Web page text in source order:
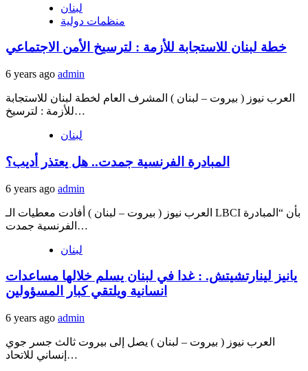
لبنان
منظمات دولية
خطة لبنان للاستجابة للأزمة : لترسيخ الأمن الاجتماعي
6 years ago admin
العرب نيوز ( بيروت – لبنان ) المشرف العام لخطة لبنان للاستجابة
للأزمة : لترسيخ…
لبنان
المبادرة الفرنسية جمدت.. هل يعتذر أديب؟
6 years ago admin
العرب نيوز ( بيروت – لبنان ) أفادت معطيات الـ LBCI بأن “المبادرة
الفرنسية جمدت…
لبنان
يانيز لينارتشيتش. : غدا في لبنان يسلم خلالها مساعدات
انسانية ويلتقي كبار المسؤولين
6 years ago admin
العرب نيوز ( بيروت – لبنان ) يصل إلى بيروت ثالث جسر جوي
إنساني للاتحاد…